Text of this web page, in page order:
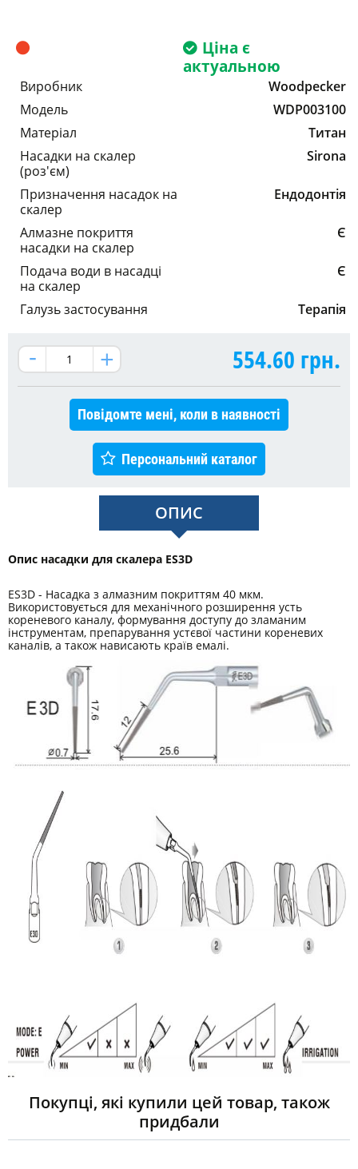
Ціна є
актуальною
Виробник
Woodpecker
Модель
WDP003100
Матеріал
Титан
Насадки на скалер
(роз'єм)
Sirona
Призначення насадок на
скалер
Ендодонтія
Алмазне покриття
насадки на скалер
Є
Подача води в насадці
на скалер
Є
Галузь застосування Терапія
554.60 грн.
Повідомте мені, коли в наявності
Персональний каталог
ОПИС
Опис насадки для скалера ES3D
ES3D - Насадка з алмазним покриттям 40 мкм.
Використовується для механічного розширення усть
кореневого каналу, формування доступу до зламаним
інструментам, препарування устєвої частини кореневих
каналів, а також нависають країв емалі.
Покупці, які купили цей товар, також
придбали